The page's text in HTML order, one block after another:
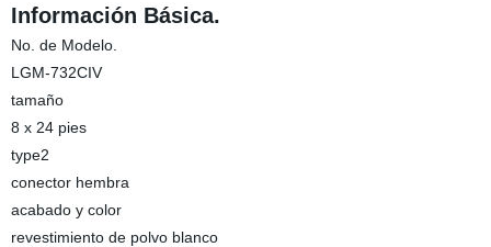
Información Básica.
No. de Modelo.
LGM-732CIV
tamaño
8 x 24 pies
type2
conector hembra
acabado y color
revestimiento de polvo blanco